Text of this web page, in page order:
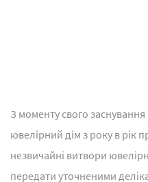
З моменту свого
ювелірний дім з року в рік
незвичайні витвори
передати уточненими